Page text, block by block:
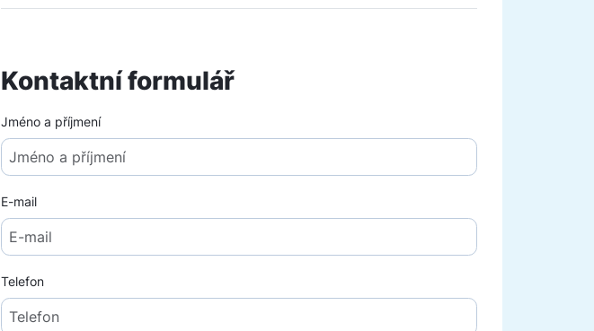
Kontaktní formulář
Jméno a příjmení
E-mail
Telefon